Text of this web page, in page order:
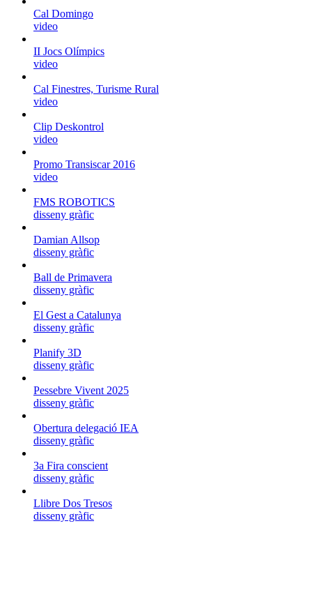
Cal Domingo
video
II Jocs Olímpics
video
Cal Finestres, Turisme Rural
video
Clip Deskontrol
video
Promo Transiscar 2016
video
FMS ROBOTICS
disseny gràfic
Damian Allsop
disseny gràfic
Ball de Primavera
disseny gràfic
El Gest a Catalunya
disseny gràfic
Planify 3D
disseny gràfic
Pessebre Vivent 2025
disseny gràfic
Obertura delegació IEA
disseny gràfic
3a Fira conscient
disseny gràfic
Llibre Dos Tresos
disseny gràfic